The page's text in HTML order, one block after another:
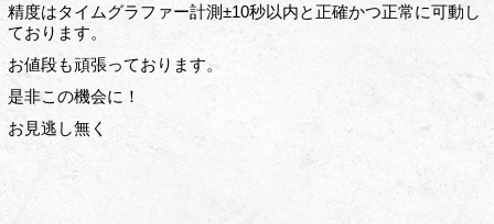
精度はタイムグラファー計測±10秒以内と正確かつ正常に可動し
ております。
お値段も頑張っております。
是非この機会に！
お見逃し無く